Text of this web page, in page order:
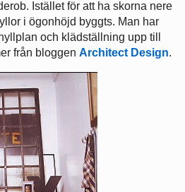
Istället för att ha skorna nere
i ögonhöjd byggts. Man har
och klädställning upp till
från bloggen Architect Design.